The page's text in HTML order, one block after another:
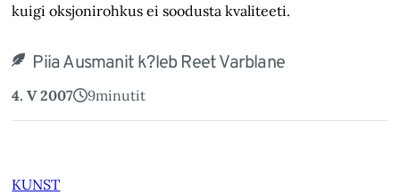
kuigi oksjonirohkus ei soodusta kvaliteeti.
Piia Ausmanit k?leb Reet Varblane
4. V 2007 9minutit
KUNST